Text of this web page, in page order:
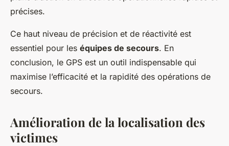
précises.
Ce haut niveau de précision et de réactivité est
essentiel pour les équipes de secours. En
conclusion, le GPS est un outil indispensable qui
maximise l’efficacité et la rapidité des opérations de
secours.
Amélioration de la localisation des
victimes